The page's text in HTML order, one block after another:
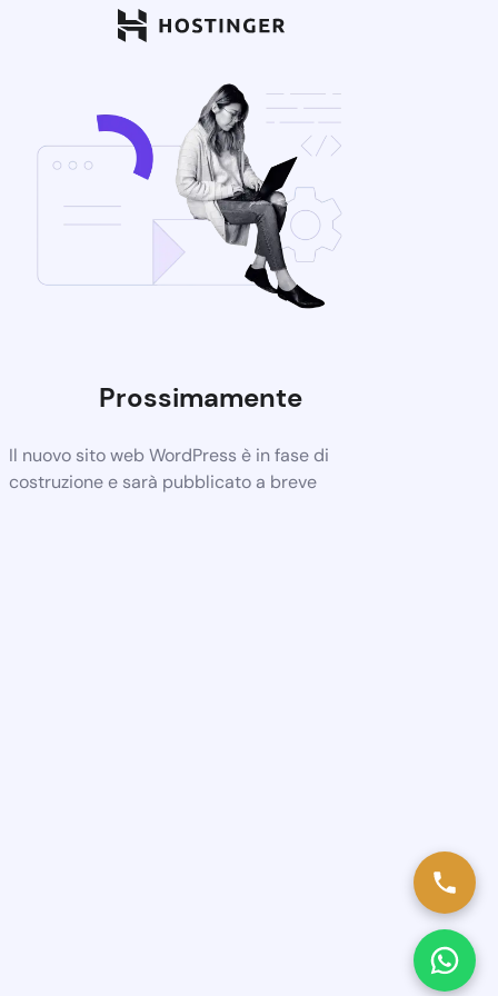
Prossimamente
Il nuovo sito web WordPress è in fase di
costruzione e sarà pubblicato a breve